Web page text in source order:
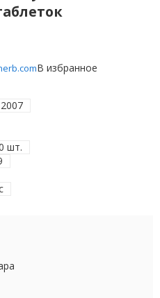
В избранное
шт.